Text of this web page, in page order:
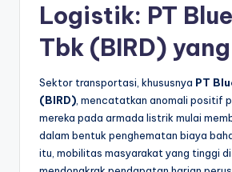
Logistik: PT
Tbk (BIRD)
Sektor transportasi, khususnya PT
(BIRD) , mencatatkan anomali positif
mereka pada armada listrik mulai
dalam bentuk penghematan biaya
itu, mobilitas masyarakat yang tinggi